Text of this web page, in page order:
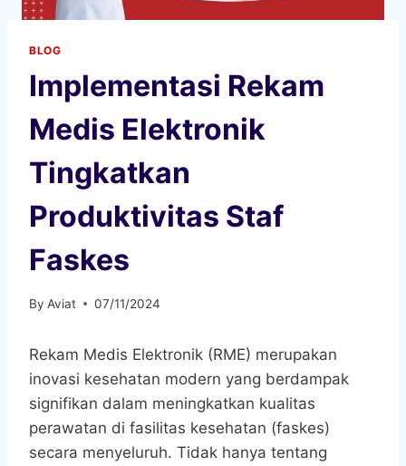
BLOG
Implementasi Rekam
Medis Elektronik
Tingkatkan
Produktivitas Staf
Faskes
By Aviat 07/11/2024
Rekam Medis Elektronik (RME) merupakan
inovasi kesehatan modern yang berdampak
signifikan dalam meningkatkan kualitas
perawatan di fasilitas kesehatan (faskes)
secara menyeluruh. Tidak hanya tentang